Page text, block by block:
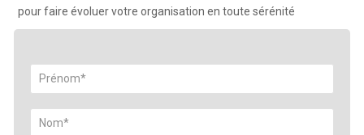
pour faire évoluer votre organisation en toute sérénité